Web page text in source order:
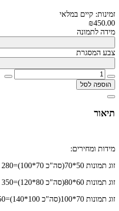
זמינות: קיים במלאי
₪450.00
מידה לתמונה
צבע המסגרת
הוספה לסל
תיאור
מידות ומחירים:
זוג תמונות 50*70(סה"כ 70*100)=280 ש"ח (המחיר לזוג)
זוג תמונות 60*80(סה"כ 80*120)=350 ש"ח (המחיר לזוג)
זוג תמונות 70*100(סה"כ 100*140)=450 ש"ח(המחיר לזוג)